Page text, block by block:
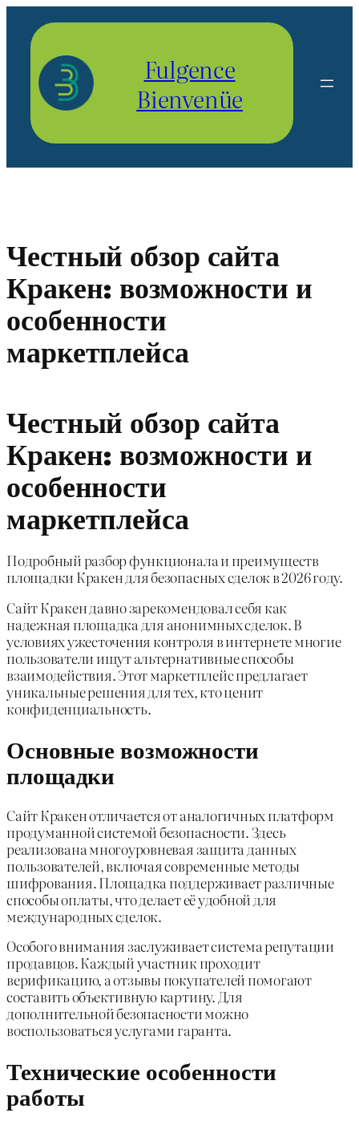
contenu
Fulgence
Bienvenüe
Честный обзор сайта
Кракен: возможности и
особенности
маркетплейса
Честный обзор сайта
Кракен: возможности и
особенности
маркетплейса
Подробный разбор функционала и преимуществ
площадки Кракен для безопасных сделок в 2026 году.
Сайт Кракен давно зарекомендовал себя как
надежная площадка для анонимных сделок. В
условиях ужесточения контроля в интернете многие
пользователи ищут альтернативные способы
взаимодействия. Этот маркетплейс предлагает
уникальные решения для тех, кто ценит
конфиденциальность.
Основные возможности
площадки
Сайт Кракен отличается от аналогичных платформ
продуманной системой безопасности. Здесь
реализована многоуровневая защита данных
пользователей, включая современные методы
шифрования. Площадка поддерживает различные
способы оплаты, что делает её удобной для
международных сделок.
Особого внимания заслуживает система репутации
продавцов. Каждый участник проходит
верификацию, а отзывы покупателей помогают
составить объективную картину. Для
дополнительной безопасности можно
воспользоваться услугами гаранта.
Технические особенности
работы